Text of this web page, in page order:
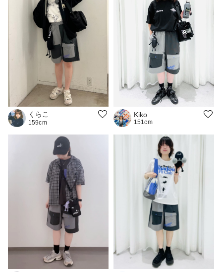
くらこ
159cm
Kiko
151cm